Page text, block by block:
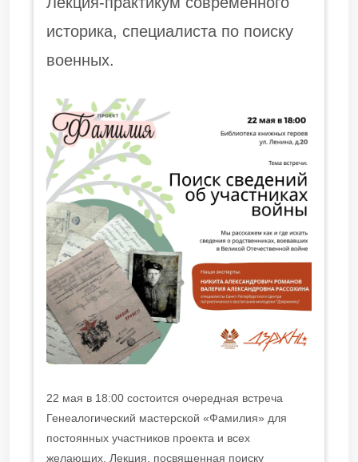
историка, специалиста по поиску
военных.
22 мая в 18:00 состоится очередная встреча
Генеалогический мастерской «Фамилия» для
постоянных участников проекта и всех
желающих. Лекция, посвященная поиску